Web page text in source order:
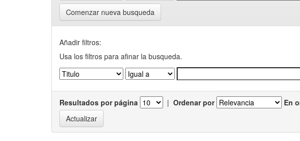
Comenzar nueva busqueda
Añadir filtros:
Usa los filtros para afinar la busqueda.
Resultados por página | Ordenar por En